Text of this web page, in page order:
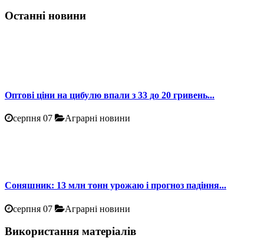
Останні новини
Оптові ціни на цибулю впали з 33 до 20 гривень...
серпня 07 Аграрні новини
Соняшник: 13 млн тонн урожаю і прогноз падіння...
серпня 07 Аграрні новини
Використання матеріалів